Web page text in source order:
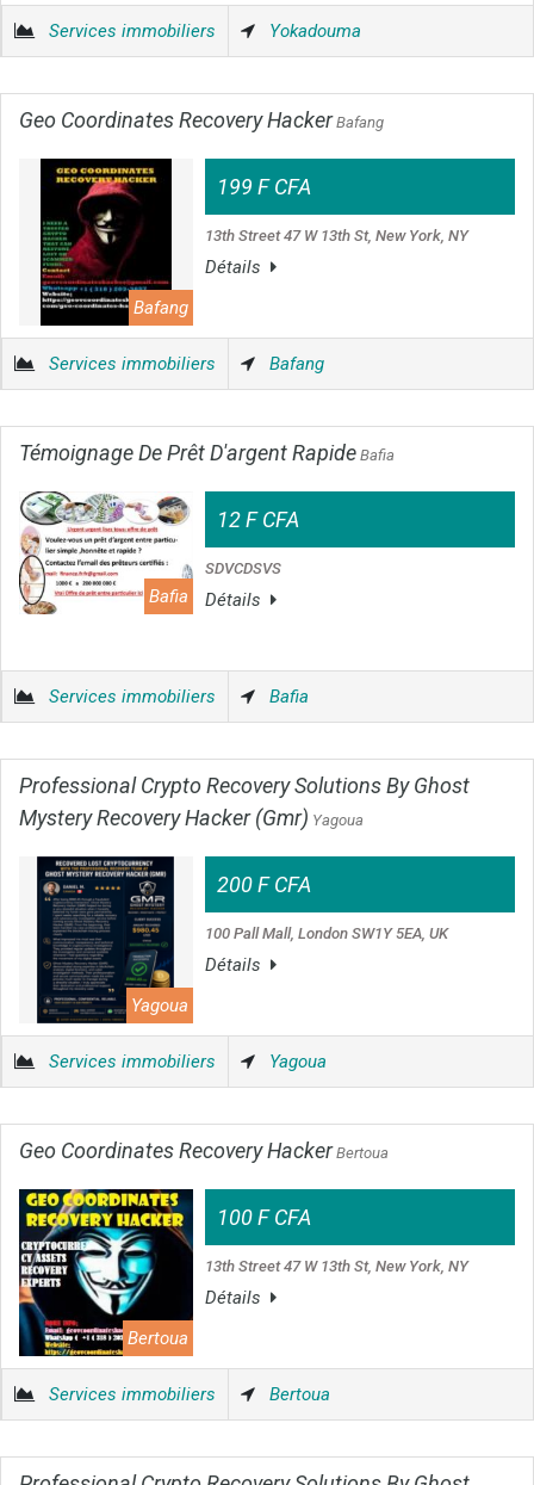
Services immobiliers Yokadouma
Geo Coordinates Recovery HackerBafang
Bafang
199 F CFA
13th Street 47 W 13th St, New York, NY
Détails
Services immobiliers Bafang
Témoignage De Prêt D'argent Rapide Bafia
Bafia
12 F CFA
SDVCDSVS
Détails
Services immobiliers Bafia
Professional Crypto Recovery Solutions By Ghost
Mystery Recovery Hacker (Gmr) Yagoua
Yagoua
200 F CFA
100 Pall Mall, London SW1Y 5EA, UK
Détails
Services immobiliers Yagoua
Geo Coordinates Recovery HackerBertoua
Bertoua
100 F CFA
13th Street 47 W 13th St, New York, NY
Détails
Services immobiliers Bertoua